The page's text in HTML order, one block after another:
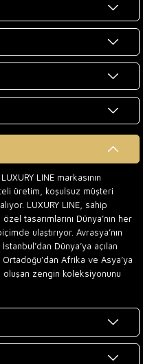
LINE markasının
üretim, koşulsuz müşteri
LUXURY LINE, sahip
tasarımlarını Dünya’nın her
ulaştırıyor. Avrasya’nın
Dünya’ya açılan
Ortadoğu’dan Afrika ve Asya’ya
zengin koleksiyonunu